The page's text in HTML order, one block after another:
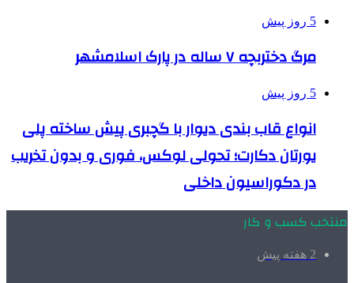
5 روز پیش
مرگ دختربچه ۷ ساله در پارک اسلامشهر
5 روز پیش
انواع قاب بندی دیوار با گچبری پیش ساخته پلی
یورتان دکارت؛ تحولی لوکس، فوری و بدون تخریب
در دکوراسیون داخلی
منتخب کسب و کار
2 هفته پیش